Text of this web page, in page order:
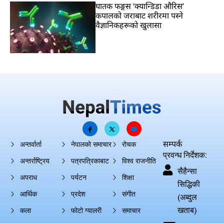
घातक फङ्गस ‘क्यान्डिडा औरिस’
कपालको जराबाट शरीरमा पस्ने
वैज्ञानिकहरूको खुलासा
अन्तर्वार्ता
अन्तर्राष्ट्रिय
अपराध
आर्थिक
कला
नेपालको समाचार
पत्रपत्रिकाबाट
पर्यटन
प्रदेश
फोटो ग्यालरी
रोचक
विश्व राजनीति
शिक्षा
संगीत
समाचार
सम्पर्क
प्रवन्ध निर्देशक:
सैहैन्सा
सिद्धिकी
(अब्दुल
खताब)